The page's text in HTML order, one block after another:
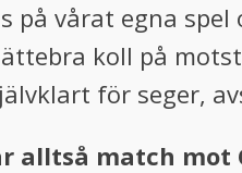
på vårat egna
koll på
för seger,
alltså match mot